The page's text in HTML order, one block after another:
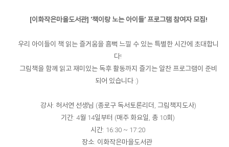
[이화작은마을도서관] '책이랑 노는 아이들' 프로그램 참여자 모집!
우리 아이들이 책 읽는 즐거움을 흠뻑 느낄 수 있는 특별한 시간에 초대합니
다!
그림책을 함께 읽고 재미있는 독후 활동까지 즐기는 알찬 프로그램이 준비
되어 있습니다 :)
강사: 허서연 선생님 (종로구 독서토론리더, 그림책지도사)
기간: 4월 14일부터 (매주 화요일, 총 10회)
시간: 16:30 ~ 17:20
장소: 이화작은마을도서관